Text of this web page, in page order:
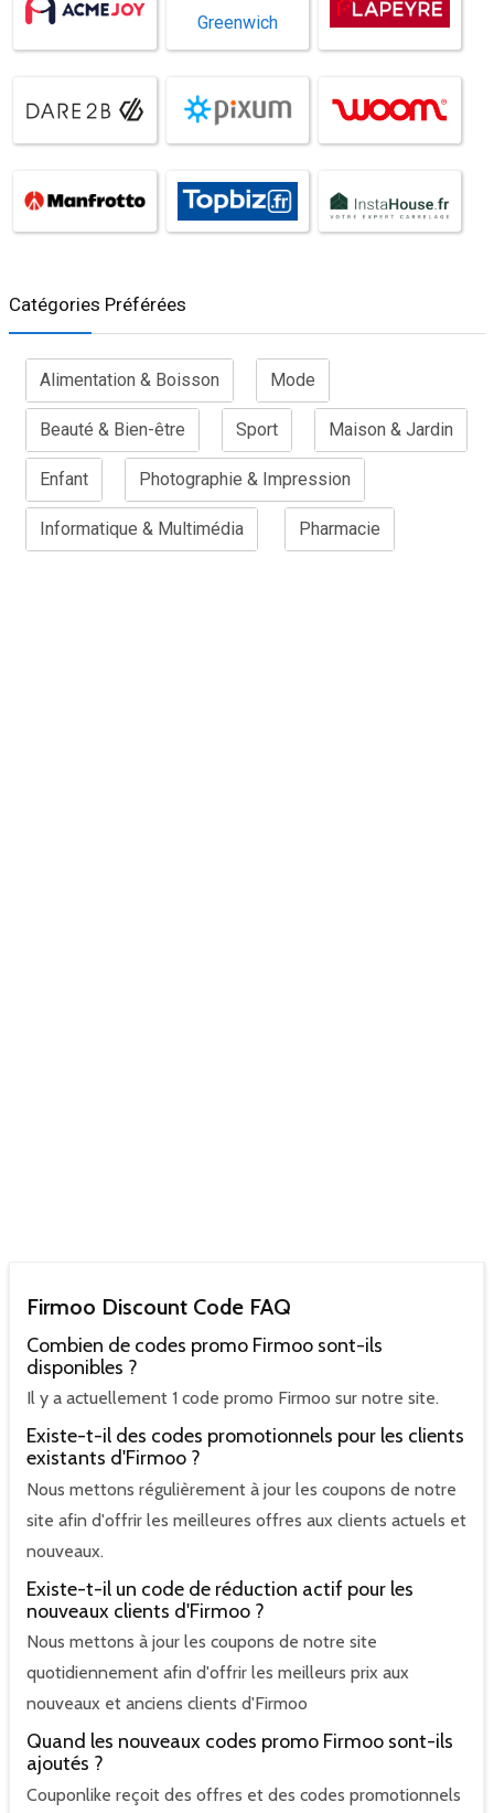
Catégories Préférées
Alimentation & Boisson Mode
Beauté & Bien-être Sport Maison & Jardin
Enfant Photographie & Impression
Informatique & Multimédia Pharmacie
Firmoo Discount Code FAQ
Combien de codes promo Firmoo sont-ils
disponibles ?
Il y a actuellement 1 code promo Firmoo sur notre site.
Existe-t-il des codes promotionnels pour les clients
existants d'Firmoo ?
Nous mettons régulièrement à jour les coupons de notre
site afin d'offrir les meilleures offres aux clients actuels et
nouveaux.
Existe-t-il un code de réduction actif pour les
nouveaux clients d'Firmoo ?
Nous mettons à jour les coupons de notre site
quotidiennement afin d'offrir les meilleurs prix aux
nouveaux et anciens clients d'Firmoo
Quand les nouveaux codes promo Firmoo sont-ils
ajoutés ?
Couponlike reçoit des offres et des codes promotionnels